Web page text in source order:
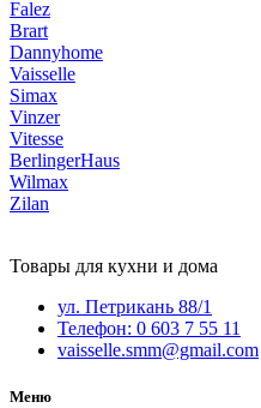
Falez
Brart
Dannyhome
Vaisselle
Simax
Vinzer
Vitesse
BerlingerHaus
Wilmax
Zilan
Товары для кухни и дома
ул. Петрикань 88/1
Телефон: 0 603 7 55 11
vaisselle.smm@gmail.com
Меню